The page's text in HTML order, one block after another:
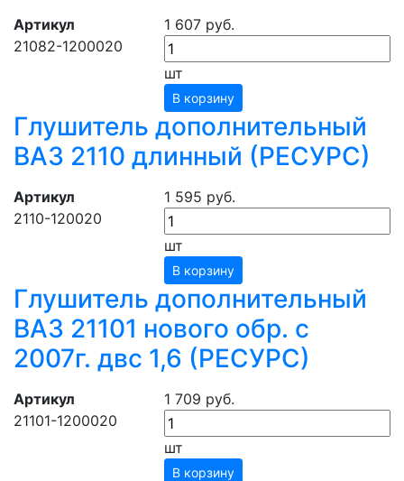
Артикул
21082-1200020
1 607 руб.
шт
В корзину
Глушитель дополнительный
ВАЗ 2110 длинный (РЕСУРС)
Артикул
2110-120020
1 595 руб.
шт
В корзину
Глушитель дополнительный
ВАЗ 21101 нового обр. с
2007г. двс 1,6 (РЕСУРС)
Артикул
21101-1200020
1 709 руб.
шт
В корзину